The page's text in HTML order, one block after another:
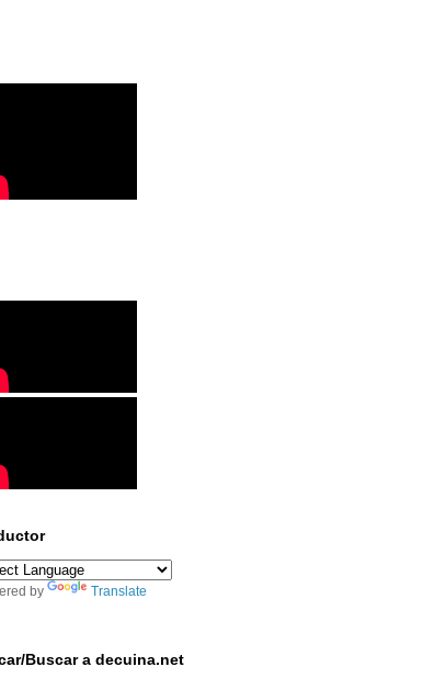
by Translate
Buscar a decuina.net